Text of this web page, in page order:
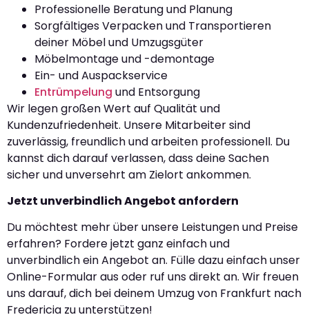
Professionelle Beratung und Planung
Sorgfältiges Verpacken und Transportieren
deiner Möbel und Umzugsgüter
Möbelmontage und -demontage
Ein- und Auspackservice
Entrümpelung und Entsorgung
Wir legen großen Wert auf Qualität und
Kundenzufriedenheit. Unsere Mitarbeiter sind
zuverlässig, freundlich und arbeiten professionell. Du
kannst dich darauf verlassen, dass deine Sachen
sicher und unversehrt am Zielort ankommen.
Jetzt unverbindlich Angebot anfordern
Du möchtest mehr über unsere Leistungen und Preise
erfahren? Fordere jetzt ganz einfach und
unverbindlich ein Angebot an. Fülle dazu einfach unser
Online-Formular aus oder ruf uns direkt an. Wir freuen
uns darauf, dich bei deinem Umzug von Frankfurt nach
Fredericia zu unterstützen!